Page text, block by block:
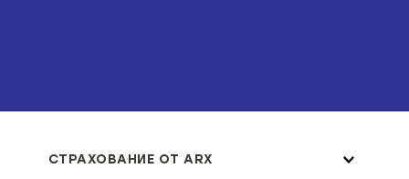
СТРАХОВАНИЕ ОТ ARX